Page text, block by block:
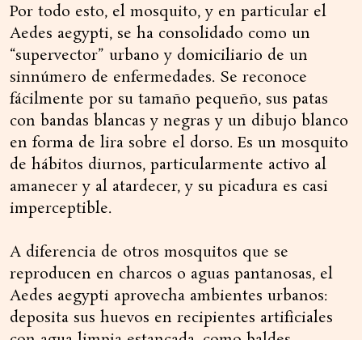
Por todo esto, el mosquito, y en particular el
Aedes aegypti, se ha consolidado como un
“supervector” urbano y domiciliario de un
sinnúmero de enfermedades. Se reconoce
fácilmente por su tamaño pequeño, sus patas
con bandas blancas y negras y un dibujo blanco
en forma de lira sobre el dorso. Es un mosquito
de hábitos diurnos, particularmente activo al
amanecer y al atardecer, y su picadura es casi
imperceptible.
A diferencia de otros mosquitos que se
reproducen en charcos o aguas pantanosas, el
Aedes aegypti aprovecha ambientes urbanos:
deposita sus huevos en recipientes artificiales